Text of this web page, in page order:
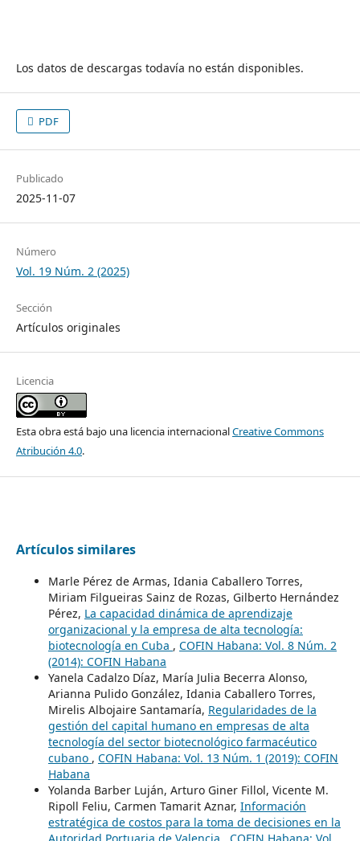
Los datos de descargas todavía no están disponibles.
PDF
Publicado
2025-11-07
Número
Vol. 19 Núm. 2 (2025)
Sección
Artículos originales
Licencia
Esta obra está bajo una licencia internacionalCreative Commons
Atribución 4.0.
Artículos similares
Marle Pérez de Armas, Idania Caballero Torres,
Miriam Filgueiras Sainz de Rozas, Gilberto Hernández
Pérez, La capacidad dinámica de aprendizaje
organizacional y la empresa de alta tecnología:
biotecnología en Cuba , COFIN Habana: Vol. 8 Núm. 2
(2014): COFIN Habana
Yanela Cadalzo Díaz, María Julia Becerra Alonso,
Arianna Pulido González, Idania Caballero Torres,
Mirelis Albojaire Santamaría, Regularidades de la
gestión del capital humano en empresas de alta
tecnología del sector biotecnológico farmacéutico
cubano , COFIN Habana: Vol. 13 Núm. 1 (2019): COFIN
Habana
Yolanda Barber Luján, Arturo Giner Fillol, Vicente M.
Ripoll Feliu, Carmen Tamarit Aznar, Información
estratégica de costos para la toma de decisiones en la